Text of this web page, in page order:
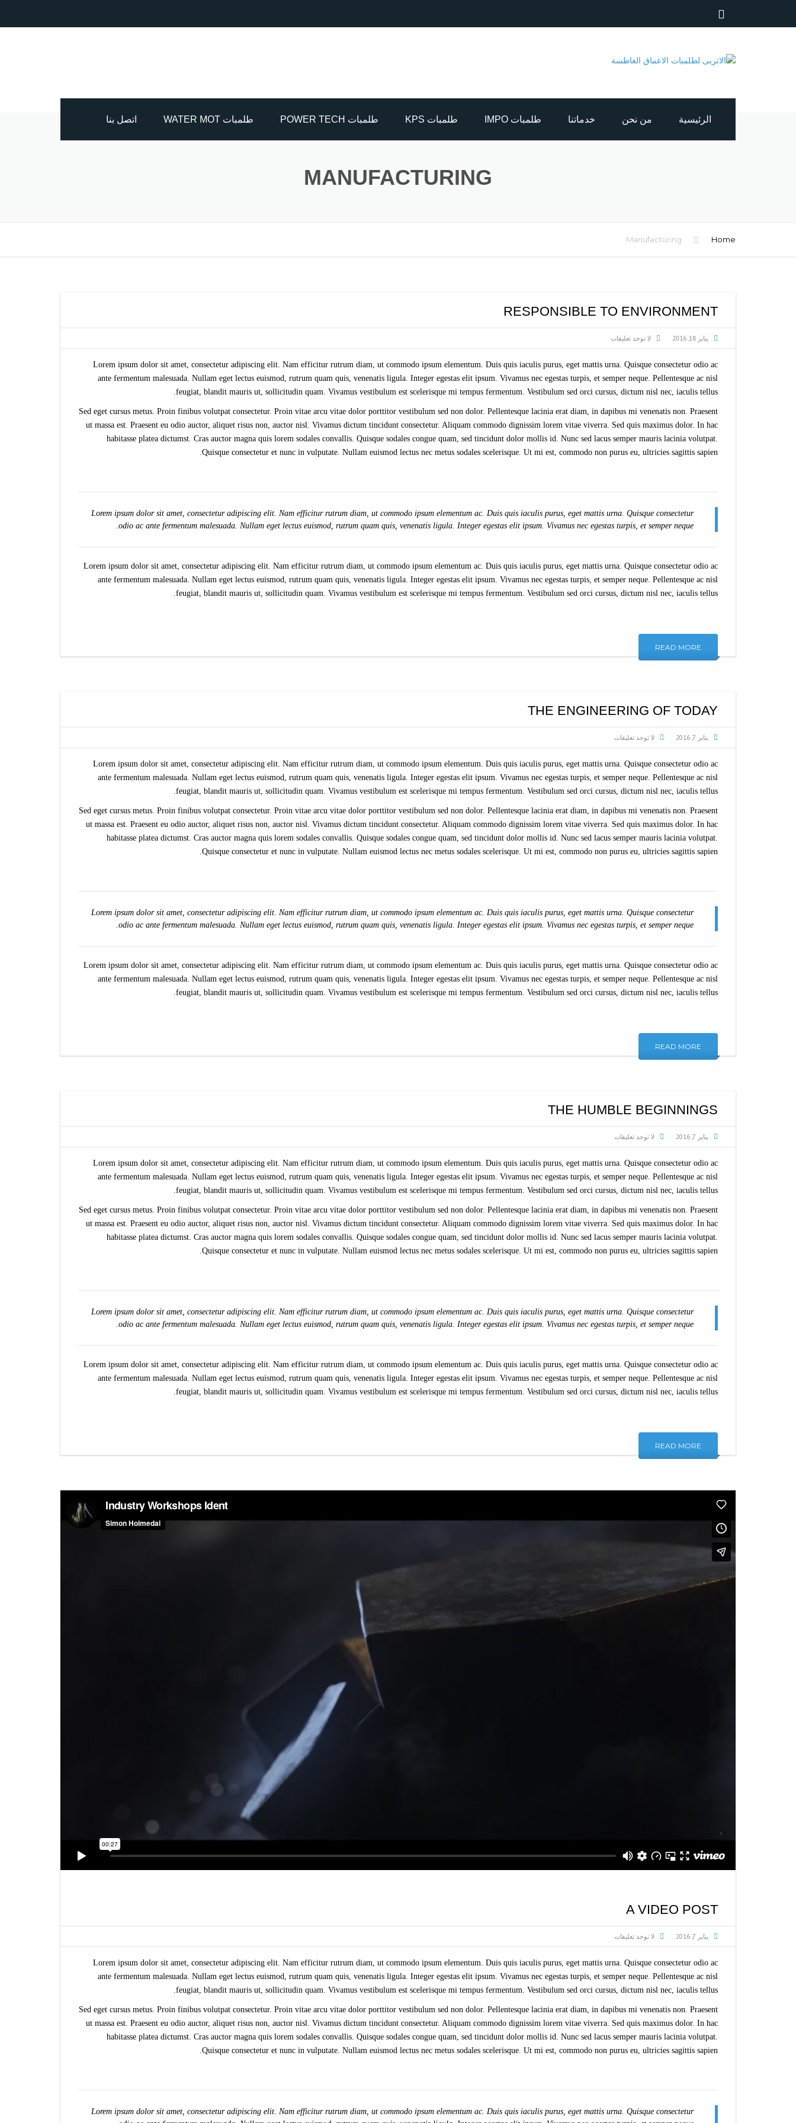
الرئيسية من نحن خدماتنا
صيانة طلمبات اعماق غاطسة
طلمبات IMPO طلمبات KPS طلمبات POWER TECH طلمبات WATER MOT اتصل بنا
MANUFACTURING
Home
Manufacturing
RESPONSIBLE TO ENVIRONMENT
يناير 18, 2016 لا توجد تعليقات
Lorem ipsum dolor sit amet, consectetur adipiscing elit. Nam efficitur rutrum diam, ut commodo ipsum elementum. Duis quis iaculis purus, eget mattis urna. Quisque consectetur odio ac
ante fermentum malesuada. Nullam eget lectus euismod, rutrum quam quis, venenatis ligula. Integer egestas elit ipsum. Vivamus nec egestas turpis, et semper neque. Pellentesque ac nisl
feugiat, blandit mauris ut, sollicitudin quam. Vivamus vestibulum est scelerisque mi tempus fermentum. Vestibulum sed orci cursus, dictum nisl nec, iaculis tellus.
Sed eget cursus metus. Proin finibus volutpat consectetur. Proin vitae arcu vitae dolor porttitor vestibulum sed non dolor. Pellentesque lacinia erat diam, in dapibus mi venenatis non. Praesent
ut massa est. Praesent eu odio auctor, aliquet risus non, auctor nisl. Vivamus dictum tincidunt consectetur. Aliquam commodo dignissim lorem vitae viverra. Sed quis maximus dolor. In hac
habitasse platea dictumst. Cras auctor magna quis lorem sodales convallis. Quisque sodales congue quam, sed tincidunt dolor mollis id. Nunc sed lacus semper mauris lacinia volutpat.
Quisque consectetur et nunc in vulputate. Nullam euismod lectus nec metus sodales scelerisque. Ut mi est, commodo non purus eu, ultricies sagittis sapien.
Lorem ipsum dolor sit amet, consectetur adipiscing elit. Nam efficitur rutrum diam, ut commodo ipsum elementum ac. Duis quis iaculis purus, eget mattis urna. Quisque consectetur
odio ac ante fermentum malesuada. Nullam eget lectus euismod, rutrum quam quis, venenatis ligula. Integer egestas elit ipsum. Vivamus nec egestas turpis, et semper neque.
Lorem ipsum dolor sit amet, consectetur adipiscing elit. Nam efficitur rutrum diam, ut commodo ipsum elementum ac. Duis quis iaculis purus, eget mattis urna. Quisque consectetur odio ac
ante fermentum malesuada. Nullam eget lectus euismod, rutrum quam quis, venenatis ligula. Integer egestas elit ipsum. Vivamus nec egestas turpis, et semper neque. Pellentesque ac nisl
feugiat, blandit mauris ut, sollicitudin quam. Vivamus vestibulum est scelerisque mi tempus fermentum. Vestibulum sed orci cursus, dictum nisl nec, iaculis tellus.
READ MORE
THE ENGINEERING OF TODAY
يناير 7, 2016 لا توجد تعليقات
Lorem ipsum dolor sit amet, consectetur adipiscing elit. Nam efficitur rutrum diam, ut commodo ipsum elementum. Duis quis iaculis purus, eget mattis urna. Quisque consectetur odio ac
ante fermentum malesuada. Nullam eget lectus euismod, rutrum quam quis, venenatis ligula. Integer egestas elit ipsum. Vivamus nec egestas turpis, et semper neque. Pellentesque ac nisl
feugiat, blandit mauris ut, sollicitudin quam. Vivamus vestibulum est scelerisque mi tempus fermentum. Vestibulum sed orci cursus, dictum nisl nec, iaculis tellus.
Sed eget cursus metus. Proin finibus volutpat consectetur. Proin vitae arcu vitae dolor porttitor vestibulum sed non dolor. Pellentesque lacinia erat diam, in dapibus mi venenatis non. Praesent
ut massa est. Praesent eu odio auctor, aliquet risus non, auctor nisl. Vivamus dictum tincidunt consectetur. Aliquam commodo dignissim lorem vitae viverra. Sed quis maximus dolor. In hac
habitasse platea dictumst. Cras auctor magna quis lorem sodales convallis. Quisque sodales congue quam, sed tincidunt dolor mollis id. Nunc sed lacus semper mauris lacinia volutpat.
Quisque consectetur et nunc in vulputate. Nullam euismod lectus nec metus sodales scelerisque. Ut mi est, commodo non purus eu, ultricies sagittis sapien.
Lorem ipsum dolor sit amet, consectetur adipiscing elit. Nam efficitur rutrum diam, ut commodo ipsum elementum ac. Duis quis iaculis purus, eget mattis urna. Quisque consectetur
odio ac ante fermentum malesuada. Nullam eget lectus euismod, rutrum quam quis, venenatis ligula. Integer egestas elit ipsum. Vivamus nec egestas turpis, et semper neque.
Lorem ipsum dolor sit amet, consectetur adipiscing elit. Nam efficitur rutrum diam, ut commodo ipsum elementum ac. Duis quis iaculis purus, eget mattis urna. Quisque consectetur odio ac
ante fermentum malesuada. Nullam eget lectus euismod, rutrum quam quis, venenatis ligula. Integer egestas elit ipsum. Vivamus nec egestas turpis, et semper neque. Pellentesque ac nisl
feugiat, blandit mauris ut, sollicitudin quam. Vivamus vestibulum est scelerisque mi tempus fermentum. Vestibulum sed orci cursus, dictum nisl nec, iaculis tellus.
READ MORE
THE HUMBLE BEGINNINGS
يناير 7, 2016 لا توجد تعليقات
Lorem ipsum dolor sit amet, consectetur adipiscing elit. Nam efficitur rutrum diam, ut commodo ipsum elementum. Duis quis iaculis purus, eget mattis urna. Quisque consectetur odio ac
ante fermentum malesuada. Nullam eget lectus euismod, rutrum quam quis, venenatis ligula. Integer egestas elit ipsum. Vivamus nec egestas turpis, et semper neque. Pellentesque ac nisl
feugiat, blandit mauris ut, sollicitudin quam. Vivamus vestibulum est scelerisque mi tempus fermentum. Vestibulum sed orci cursus, dictum nisl nec, iaculis tellus.
Sed eget cursus metus. Proin finibus volutpat consectetur. Proin vitae arcu vitae dolor porttitor vestibulum sed non dolor. Pellentesque lacinia erat diam, in dapibus mi venenatis non. Praesent
ut massa est. Praesent eu odio auctor, aliquet risus non, auctor nisl. Vivamus dictum tincidunt consectetur. Aliquam commodo dignissim lorem vitae viverra. Sed quis maximus dolor. In hac
habitasse platea dictumst. Cras auctor magna quis lorem sodales convallis. Quisque sodales congue quam, sed tincidunt dolor mollis id. Nunc sed lacus semper mauris lacinia volutpat.
Quisque consectetur et nunc in vulputate. Nullam euismod lectus nec metus sodales scelerisque. Ut mi est, commodo non purus eu, ultricies sagittis sapien.
Lorem ipsum dolor sit amet, consectetur adipiscing elit. Nam efficitur rutrum diam, ut commodo ipsum elementum ac. Duis quis iaculis purus, eget mattis urna. Quisque consectetur
odio ac ante fermentum malesuada. Nullam eget lectus euismod, rutrum quam quis, venenatis ligula. Integer egestas elit ipsum. Vivamus nec egestas turpis, et semper neque.
Lorem ipsum dolor sit amet, consectetur adipiscing elit. Nam efficitur rutrum diam, ut commodo ipsum elementum ac. Duis quis iaculis purus, eget mattis urna. Quisque consectetur odio ac
ante fermentum malesuada. Nullam eget lectus euismod, rutrum quam quis, venenatis ligula. Integer egestas elit ipsum. Vivamus nec egestas turpis, et semper neque. Pellentesque ac nisl
feugiat, blandit mauris ut, sollicitudin quam. Vivamus vestibulum est scelerisque mi tempus fermentum. Vestibulum sed orci cursus, dictum nisl nec, iaculis tellus.
READ MORE
A VIDEO POST
يناير 7, 2016 لا توجد تعليقات
Lorem ipsum dolor sit amet, consectetur adipiscing elit. Nam efficitur rutrum diam, ut commodo ipsum elementum. Duis quis iaculis purus, eget mattis urna. Quisque consectetur odio ac
ante fermentum malesuada. Nullam eget lectus euismod, rutrum quam quis, venenatis ligula. Integer egestas elit ipsum. Vivamus nec egestas turpis, et semper neque. Pellentesque ac nisl
feugiat, blandit mauris ut, sollicitudin quam. Vivamus vestibulum est scelerisque mi tempus fermentum. Vestibulum sed orci cursus, dictum nisl nec, iaculis tellus.
Sed eget cursus metus. Proin finibus volutpat consectetur. Proin vitae arcu vitae dolor porttitor vestibulum sed non dolor. Pellentesque lacinia erat diam, in dapibus mi venenatis non. Praesent
ut massa est. Praesent eu odio auctor, aliquet risus non, auctor nisl. Vivamus dictum tincidunt consectetur. Aliquam commodo dignissim lorem vitae viverra. Sed quis maximus dolor. In hac
habitasse platea dictumst. Cras auctor magna quis lorem sodales convallis. Quisque sodales congue quam, sed tincidunt dolor mollis id. Nunc sed lacus semper mauris lacinia volutpat.
Quisque consectetur et nunc in vulputate. Nullam euismod lectus nec metus sodales scelerisque. Ut mi est, commodo non purus eu, ultricies sagittis sapien.
Lorem ipsum dolor sit amet, consectetur adipiscing elit. Nam efficitur rutrum diam, ut commodo ipsum elementum ac. Duis quis iaculis purus, eget mattis urna. Quisque consectetur